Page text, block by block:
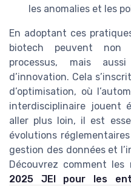
les anomalies et les
En adoptant ces
biotech peuvent non
processus, mais
d’innovation. Cela
d’optimisation, où
interdisciplinaire jouent
aller plus loin, il est
évolutions
gestion des données et
Découvrez comment
2025 JEI pour les